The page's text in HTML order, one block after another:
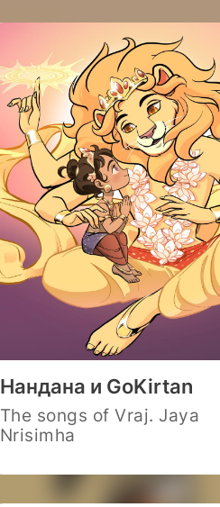
Нандана и GoKirtan
The songs of Vraj. Jaya
Nrisimha